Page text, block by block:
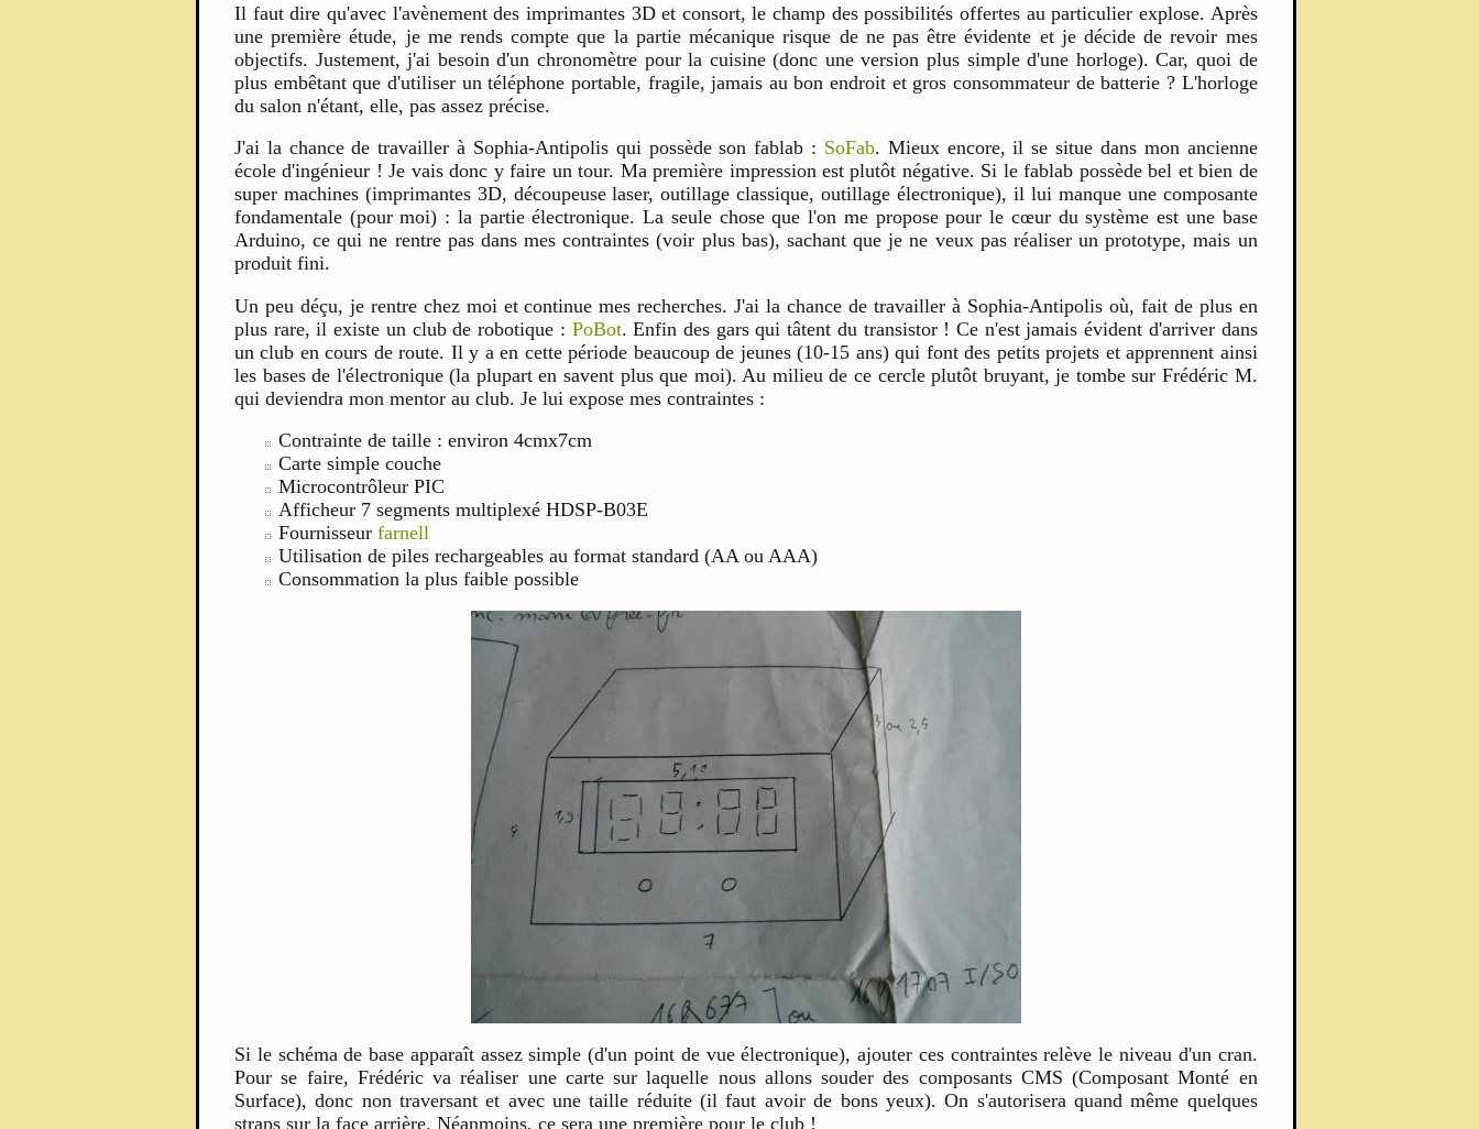
Il faut dire qu'avec l'avènement des imprimantes 3D et consort, le champ des possibilités offertes au particulier explose. Après
une première étude, je me rends compte que la partie mécanique risque de ne pas être évidente et je décide de revoir mes
objectifs. Justement, j'ai besoin d'un chronomètre pour la cuisine (donc une version plus simple d'une horloge). Car, quoi de
plus embêtant que d'utiliser un téléphone portable, fragile, jamais au bon endroit et gros consommateur de batterie ? L'horloge
du salon n'étant, elle, pas assez précise.
J'ai la chance de travailler à Sophia-Antipolis qui possède son fablab : SoFab. Mieux encore, il se situe dans mon ancienne
école d'ingénieur ! Je vais donc y faire un tour. Ma première impression est plutôt négative. Si le fablab possède bel et bien de
super machines (imprimantes 3D, découpeuse laser, outillage classique, outillage électronique), il lui manque une composante
fondamentale (pour moi) : la partie électronique. La seule chose que l'on me propose pour le cœur du système est une base
Arduino, ce qui ne rentre pas dans mes contraintes (voir plus bas), sachant que je ne veux pas réaliser un prototype, mais un
produit fini.
Un peu déçu, je rentre chez moi et continue mes recherches. J'ai la chance de travailler à Sophia-Antipolis où, fait de plus en
plus rare, il existe un club de robotique : PoBot. Enfin des gars qui tâtent du transistor ! Ce n'est jamais évident d'arriver dans
un club en cours de route. Il y a en cette période beaucoup de jeunes (10-15 ans) qui font des petits projets et apprennent ainsi
les bases de l'électronique (la plupart en savent plus que moi). Au milieu de ce cercle plutôt bruyant, je tombe sur Frédéric M.
qui deviendra mon mentor au club. Je lui expose mes contraintes :
Contrainte de taille : environ 4cmx7cm
Carte simple couche
Microcontrôleur PIC
Afficheur 7 segments multiplexé HDSP-B03E
Fournisseur farnell
Utilisation de piles rechargeables au format standard (AA ou AAA)
Consommation la plus faible possible
Si le schéma de base apparaît assez simple (d'un point de vue électronique), ajouter ces contraintes relève le niveau d'un cran.
Pour se faire, Frédéric va réaliser une carte sur laquelle nous allons souder des composants CMS (Composant Monté en
Surface), donc non traversant et avec une taille réduite (il faut avoir de bons yeux). On s'autorisera quand même quelques
straps sur la face arrière. Néanmoins, ce sera une première pour le club !